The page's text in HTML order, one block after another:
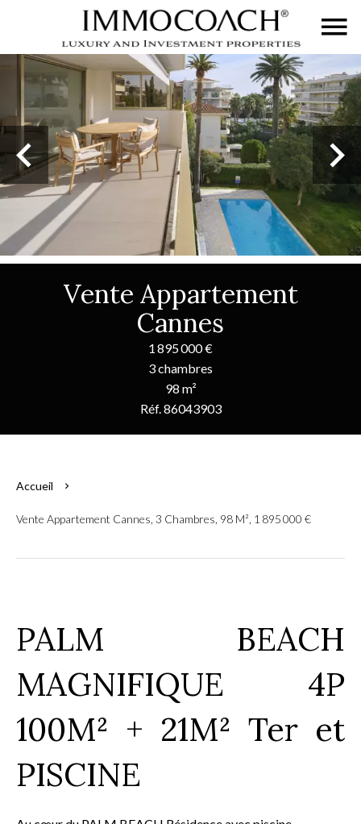
Vente Appartement
Cannes
1 895 000 €
3 chambres
98 m²
Réf. 86043903
Accueil
Vente Appartement Cannes, 3 Chambres, 98 M², 1 895 000 €
PALM BEACH
MAGNIFIQUE 4P
100M² + 21M² Ter et
PISCINE